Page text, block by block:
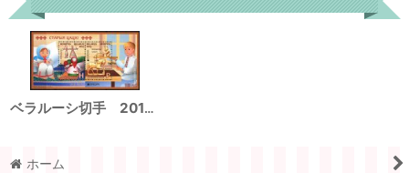
ベラルーシ切手 2015年 子供 おもちゃ 2種
ホーム